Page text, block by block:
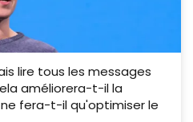
lire tous les messages
améliorera-t-il la
fera-t-il qu'optimiser le